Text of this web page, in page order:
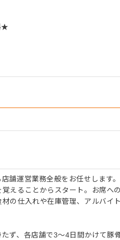
★
舗運営業務全般をお任せします
えることからスタート。お席へ
の仕入れや在庫管理、アルバイ
ず、各店舗で3〜4日間かけて豚